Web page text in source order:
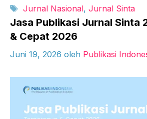
Tag
Jurnal Nasional, Jurnal Sinta
Jasa Publikasi Jurnal Sinta
& Cepat 2026
Juni 19, 2026 oleh Publikasi